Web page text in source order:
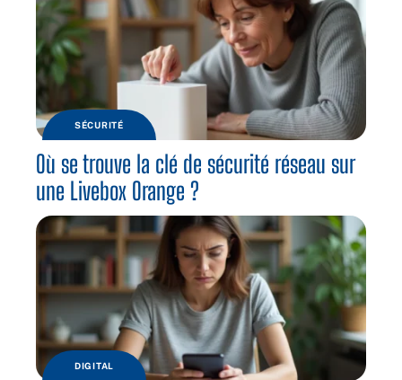
SÉCURITÉ
Où se trouve la clé de sécurité réseau sur
une Livebox Orange ?
DIGITAL